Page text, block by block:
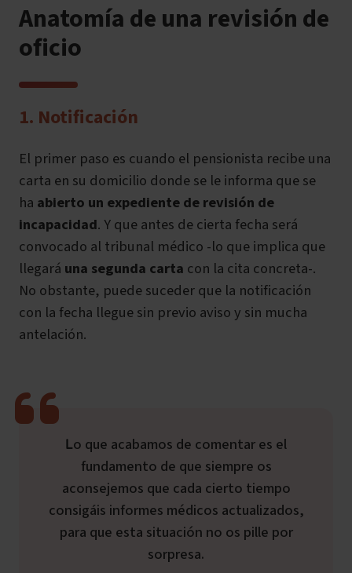
Anatomía de una revisión de
oficio
1. Notificación
El primer paso es cuando el pensionista recibe una
carta en su domicilio donde se le informa que se
ha abierto un expediente de revisión de
incapacidad. Y que antes de cierta fecha será
convocado al tribunal médico -lo que implica que
llegará una segunda carta con la cita concreta-.
No obstante, puede suceder que la notificación
con la fecha llegue sin previo aviso y sin mucha
antelación.
Lo que acabamos de comentar es el
fundamento de que siempre os
aconsejemos que cada cierto tiempo
consigáis informes médicos actualizados,
para que esta situación no os pille por
sorpresa.